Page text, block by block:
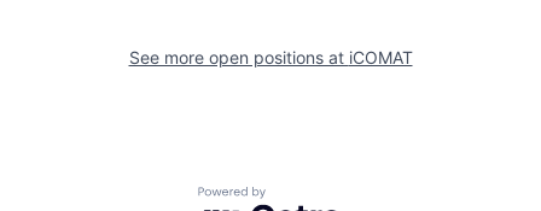
Resources
See more open positions at iCOMAT
Powered by Getro.com